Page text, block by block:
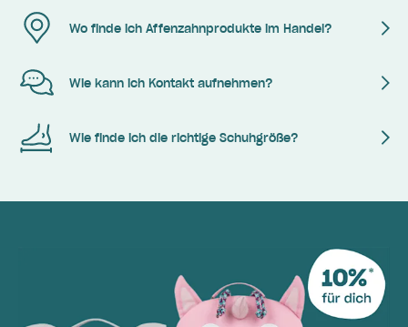
Wo finde ich Affenzahnprodukte im Handel?
Wie kann ich Kontakt aufnehmen?
Wie finde ich die richtige Schuhgröße?